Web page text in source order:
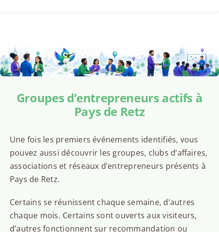
Groupes d’entrepreneurs actifs à
Pays de Retz
Une fois les premiers événements identifiés, vous
pouvez aussi découvrir les groupes, clubs d’affaires,
associations et réseaux d’entrepreneurs présents à
Pays de Retz.
Certains se réunissent chaque semaine, d’autres
chaque mois. Certains sont ouverts aux visiteurs,
d’autres fonctionnent sur recommandation ou